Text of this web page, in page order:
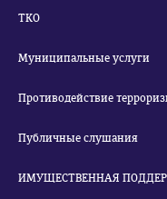
ТКО
Муниципальные услуги
Противодействие
Публичные слушания
ИМУЩЕСТВЕННАЯ